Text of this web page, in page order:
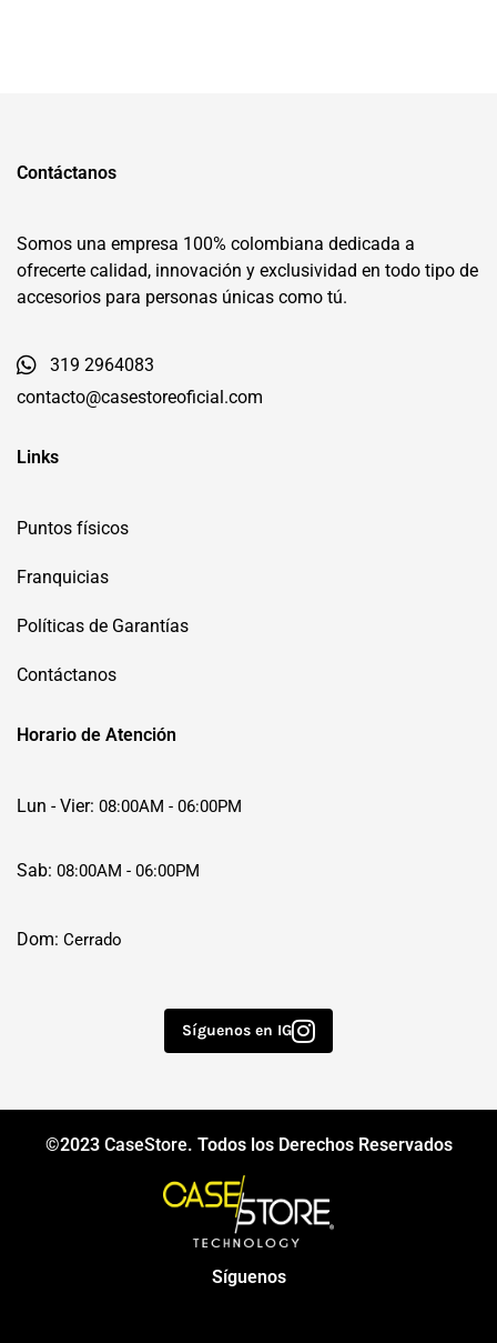
Contáctanos
Somos una empresa 100% colombiana dedicada a
ofrecerte calidad, innovación y exclusividad en todo tipo de
accesorios para personas únicas como tú.
319 2964083
contacto@casestoreoficial.com
Links
Puntos físicos
Franquicias
Políticas de Garantías
Contáctanos
Horario de Atención
Lun - Vier: 08:00AM - 06:00PM
Sab: 08:00AM - 06:00PM
Dom: Cerrado
Síguenos en IG
©2023 CaseStore. Todos los Derechos Reservados
Síguenos